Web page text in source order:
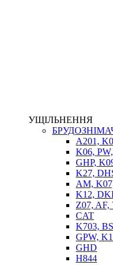
ВТУЛКИ
УЩІЛЬНЕННЯ
A201,
K06,
GHP,
K27,
AM,
K12,
Z07, AF,
CAT
K703,
GPW,
GHD
H844